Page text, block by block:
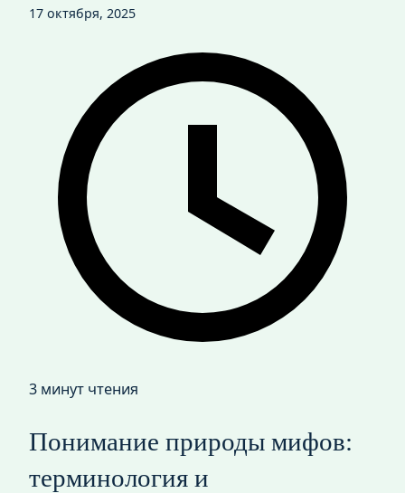
17 октября, 2025
3 минут чтения
Понимание природы мифов:
терминология и